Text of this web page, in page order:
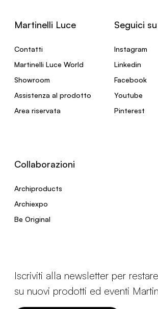
Martinelli Luce
Contatti
Martinelli Luce World
Showroom
Assistenza al prodotto
Area riservata
Seguici su
Instagram
Linkedin
Facebook
Youtube
Pinterest
Collaborazioni
Archiproducts
Archiexpo
Be Original
Iscriviti alla newsletter per
su nuovi prodotti ed eventi